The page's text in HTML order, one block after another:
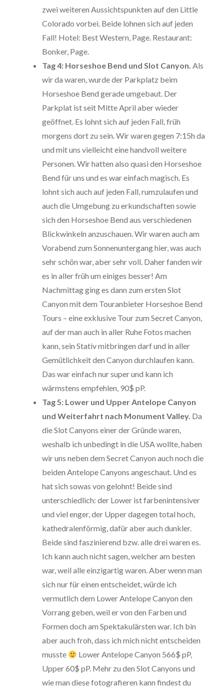
zwei weiteren Aussichtspunkten auf den Little
Colorado vorbei. Beide lohnen sich auf jeden
Fall! Hotel: Best Western, Page. Restaurant:
Bonker, Page.
Tag 4: Horseshoe Bend und Slot Canyon. Als
wir da waren, wurde der Parkplatz beim
Horseshoe Bend gerade umgebaut. Der
Parkplat ist seit Mitte April aber wieder
geöffnet. Es lohnt sich auf jeden Fall, früh
morgens dort zu sein. Wir waren gegen 7:15h da
und mit uns vielleicht eine handvoll weitere
Personen. Wir hatten also quasi den Horseshoe
Bend für uns und es war einfach magisch. Es
lohnt sich auch auf jeden Fall, rumzulaufen und
auch die Umgebung zu erkundschaften sowie
sich den Horseshoe Bend aus verschiedenen
Blickwinkeln anzuschauen. Wir waren auch am
Vorabend zum Sonnenuntergang hier, was auch
sehr schön war, aber sehr voll. Daher fanden wir
es in aller früh um einiges besser! Am
Nachmittag ging es dann zum ersten Slot
Canyon mit dem Touranbieter Horseshoe Bend
Tours – eine exklusive Tour zum Secret Canyon,
auf der man auch in aller Ruhe Fotos machen
kann, sein Stativ mitbringen darf und in aller
Gemütlichkeit den Canyon durchlaufen kann.
Das war einfach nur super und kann ich
wärmstens empfehlen, 90$ pP.
Tag 5: Lower und Upper Antelope Canyon
und Weiterfahrt nach Monument Valley. Da
die Slot Canyons einer der Gründe waren,
weshalb ich unbedingt in die USA wollte, haben
wir uns neben dem Secret Canyon auch noch die
beiden Antelope Canyons angeschaut. Und es
hat sich sowas von gelohnt! Beide sind
unterschiedlich: der Lower ist farbenintensiver
und viel enger, der Upper dagegen total hoch,
kathedralenförmig, dafür aber auch dunkler.
Beide sind faszinierend bzw. alle drei waren es.
Ich kann auch nicht sagen, welcher am besten
war, weil alle einzigartig waren. Aber wenn man
sich nur für einen entscheidet, würde ich
vermutlich dem Lower Antelope Canyon den
Vorrang geben, weil er von den Farben und
Formen doch am Spektakulärsten war. Ich bin
aber auch froh, dass ich mich nicht entscheiden
musste
Lower Antelope Canyon 566$ pP,
Upper 60$ pP. Mehr zu den Slot Canyons und
wie man diese fotografieren kann findest du